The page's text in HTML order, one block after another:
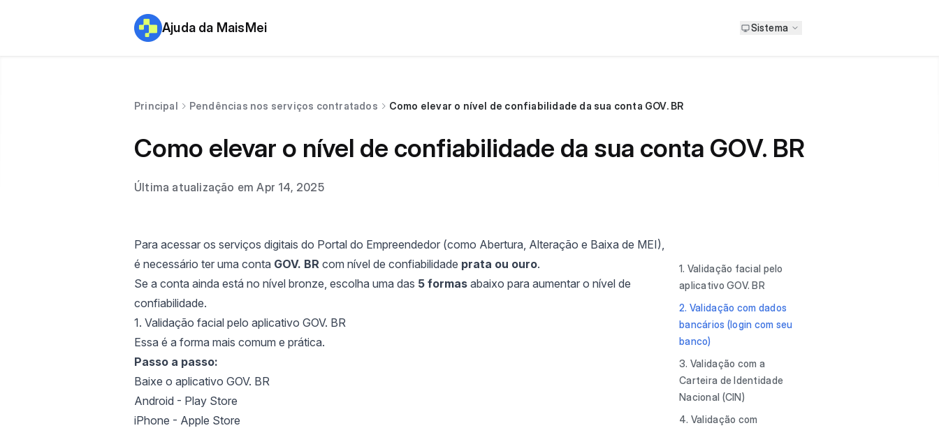
Ajuda da MaisMei Sistema
Principal Pendências nos serviços contratados Como elevar o nível de confiabilidade da sua conta GOV. BR
Como elevar o nível de confiabilidade da sua conta GOV. BR
Última atualização em Apr 14, 2025
Para acessar os serviços digitais do Portal do Empreendedor (como Abertura, Alteração e Baixa de MEI),
é necessário ter uma conta GOV. BR com nível de confiabilidade prata ou ouro.
Se a conta ainda está no nível bronze, escolha uma das 5 formas abaixo para aumentar o nível de
confiabilidade.
1. Validação facial pelo aplicativo GOV. BR
Essa é a forma mais comum e prática.
Passo a passo:
Baixe o aplicativo GOV. BR
Android - Play Store
iPhone - Apple Store
1. Validação facial pelo
aplicativo GOV. BR
2. Validação com dados
bancários (login com seu
banco)
3. Validação com a
Carteira de Identidade
Nacional (CIN)
4. Validação com